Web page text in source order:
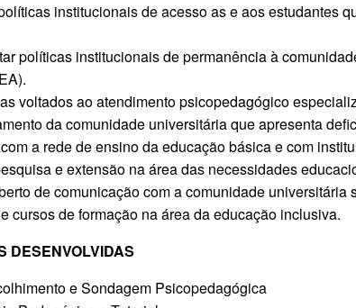
institucionais de acesso as e aos estudantes
políticas institucionais de permanência à
voltados ao atendimento psicopedagógico
da comunidade universitária que apresenta
a rede de ensino da educação básica e com
e extensão na área das necessidades
de comunicação com a comunidade
cursos de formação na área da educação inclusiva.
DESENVOLVIDAS
e Sondagem Psicopedagógica